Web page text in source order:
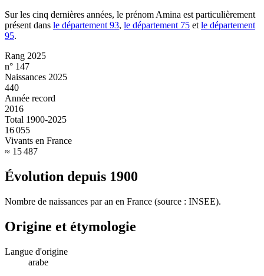
Sur les cinq dernières années, le prénom Amina est particulièrement
présent dans le département 93, le département 75 et le département
95.
Rang 2025
n° 147
Naissances 2025
440
Année record
2016
Total 1900-2025
16 055
Vivants en France
≈ 15 487
Évolution depuis 1900
Nombre de naissances par an en France (source : INSEE).
Origine et étymologie
Langue d'origine
arabe